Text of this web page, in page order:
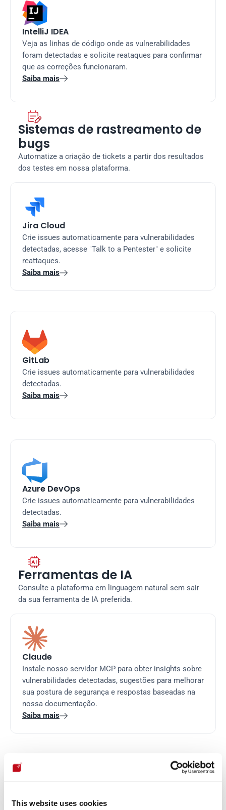
This website uses cookies
IntelliJ IDEA
Veja as linhas de código onde as vulnerabilidades
foram detectadas e solicite reataques para confirmar
que as correções funcionaram.
Saiba mais

Sistemas de rastreamento de
bugs
Automatize a criação de tickets a partir dos resultados
dos testes em nossa plataforma.
Jira Cloud
Crie issues automaticamente para vulnerabilidades
detectadas, acesse "Talk to a Pentester" e solicite
reattaques.
Saiba mais
GitLab
Crie issues automaticamente para vulnerabilidades
detectadas.
Saiba mais
Azure DevOps
Crie issues automaticamente para vulnerabilidades
detectadas.
Saiba mais

Ferramentas de IA
Consulte a plataforma em linguagem natural sem sair
da sua ferramenta de IA preferida.
Claude
Instale nosso servidor MCP para obter insights sobre
vulnerabilidades detectadas, sugestões para melhorar
sua postura de segurança e respostas baseadas na
nossa documentação.
Saiba mais